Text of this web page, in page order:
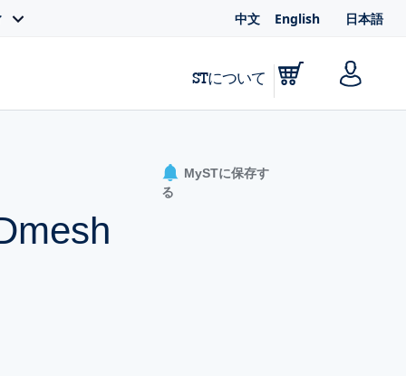
中文 English 日本語
STについて
MySTに保存す
る